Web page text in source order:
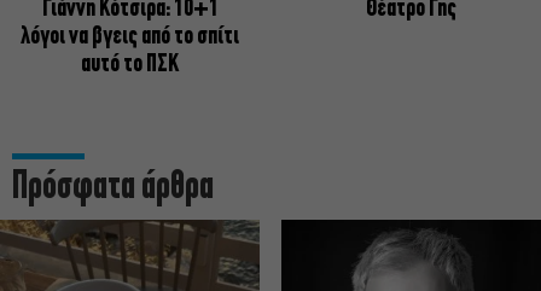
Γιάννη Κότσιρα: 10+1
λόγοι να βγεις από το σπίτι
αυτό το ΠΣΚ
Θέατρο Γης
Πρόσφατα άρθρα